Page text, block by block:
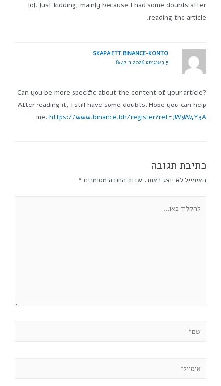
lol. Just kidding, mainly because I had some doubts after
reading the article.
SKAPA ETT BINANCE-KONTO
5 באוגוסט 2026 ב 8:47
Can you be more specific about the content of your article?
After reading it, I still have some doubts. Hope you can help
me. https://www.binance.bh/register?ref=JW3W4Y3A
כתיבת תגובה
האימייל לא יוצג באתר. שדות החובה מסומנים *